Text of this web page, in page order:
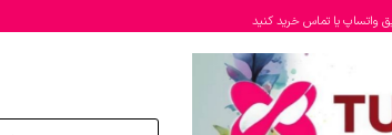
واتساپ یا تماس خرید کنید